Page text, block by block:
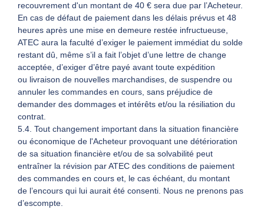
recouvrement d'un montant de 40 € sera due par l’Acheteur.
En cas de défaut de paiement dans les délais prévus et 48
heures après une mise en demeure restée infructueuse,
ATEC aura la faculté d’exiger le paiement immédiat du solde
restant dû, même s’il a fait l’objet d’une lettre de change
acceptée, d’exiger d’être payé avant toute expédition
ou livraison de nouvelles marchandises, de suspendre ou
annuler les commandes en cours, sans préjudice de
demander des dommages et intérêts et/ou la résiliation du
contrat.
5.4. Tout changement important dans la situation financière
ou économique de l'Acheteur provoquant une détérioration
de sa situation financière et/ou de sa solvabilité peut
entraîner la révision par ATEC des conditions de paiement
des commandes en cours et, le cas échéant, du montant
de l’encours qui lui aurait été consenti. Nous ne prenons pas
d’escompte.